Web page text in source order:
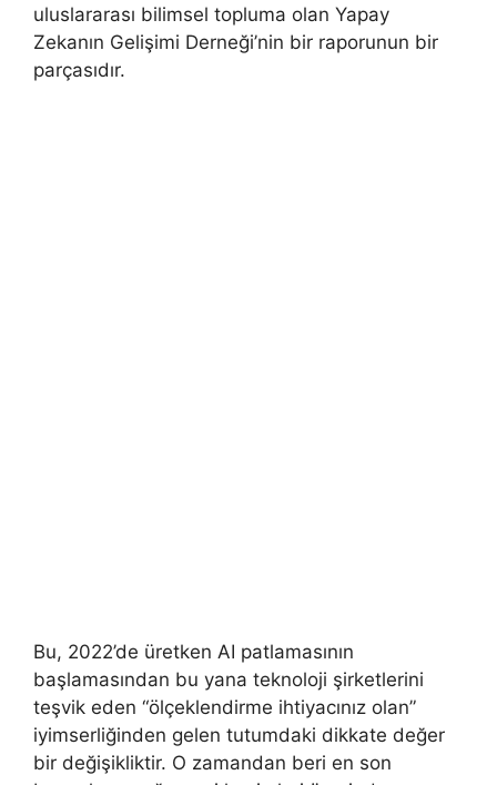
uluslararası bilimsel topluma olan Yapay
Zekanın Gelişimi Derneği’nin bir raporunun bir
parçasıdır.
Bu, 2022’de üretken AI patlamasının
başlamasından bu yana teknoloji şirketlerini
teşvik eden “ölçeklendirme ihtiyacınız olan”
iyimserliğinden gelen tutumdaki dikkate değer
bir değişikliktir. O zamandan beri en son